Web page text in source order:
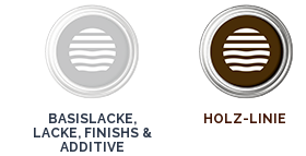
BASISLACKE,
LACKE, FINISHS &
ADDITIVE
HOLZ-LINIE